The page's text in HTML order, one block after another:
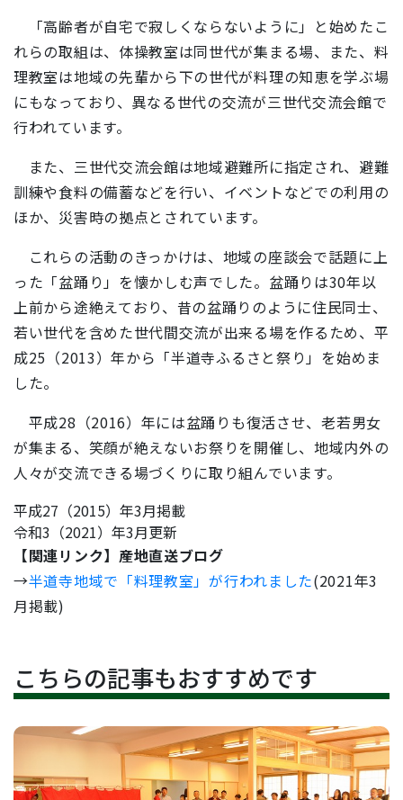
「高齢者が自宅で寂しくならないように」と始めたこ
れらの取組は、体操教室は同世代が集まる場、また、料
理教室は地域の先輩から下の世代が料理の知恵を学ぶ場
にもなっており、異なる世代の交流が三世代交流会館で
行われています。
また、三世代交流会館は地域避難所に指定され、避難
訓練や食料の備蓄などを行い、イベントなどでの利用の
ほか、災害時の拠点とされています。
これらの活動のきっかけは、地域の座談会で話題に上
った「盆踊り」を懐かしむ声でした。盆踊りは30年以
上前から途絶えており、昔の盆踊りのように住民同士、
若い世代を含めた世代間交流が出来る場を作るため、平
成25（2013）年から「半道寺ふるさと祭り」を始めま
した。
平成28（2016）年には盆踊りも復活させ、老若男女
が集まる、笑顔が絶えないお祭りを開催し、地域内外の
人々が交流できる場づくりに取り組んでいます。
平成27（2015）年3月掲載
令和3（2021）年3月更新
【関連リンク】産地直送ブログ
→半道寺地域で「料理教室」が行われました(2021年3
月掲載)
こちらの記事もおすすめです